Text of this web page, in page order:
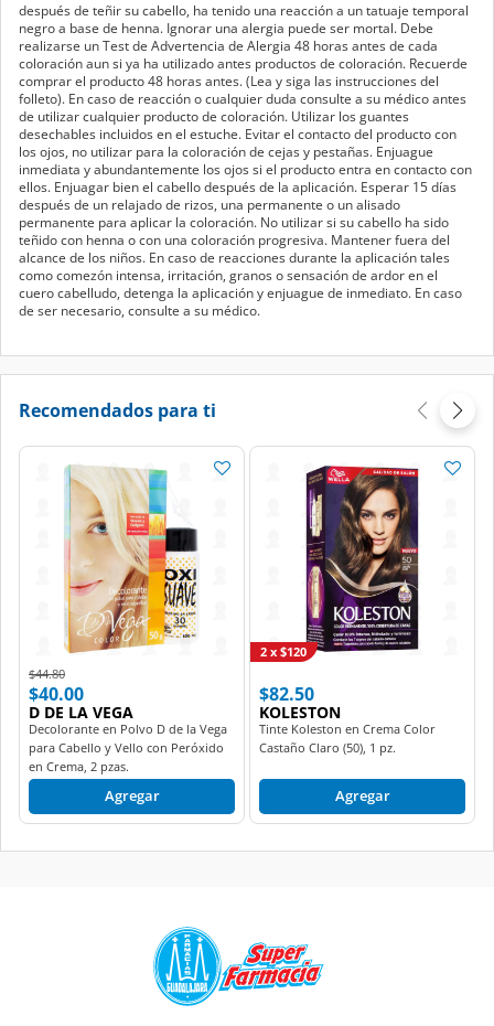
después de teñir su cabello, ha tenido una reacción a un tatuaje temporal
negro a base de henna. Ignorar una alergia puede ser mortal. Debe
realizarse un Test de Advertencia de Alergia 48 horas antes de cada
coloración aun si ya ha utilizado antes productos de coloración. Recuerde
comprar el producto 48 horas antes. (Lea y siga las instrucciones del
folleto). En caso de reacción o cualquier duda consulte a su médico antes
de utilizar cualquier producto de coloración. Utilizar los guantes
desechables incluidos en el estuche. Evitar el contacto del producto con
los ojos, no utilizar para la coloración de cejas y pestañas. Enjuague
inmediata y abundantemente los ojos si el producto entra en contacto con
ellos. Enjuagar bien el cabello después de la aplicación. Esperar 15 días
después de un relajado de rizos, una permanente o un alisado
permanente para aplicar la coloración. No utilizar si su cabello ha sido
teñido con henna o con una coloración progresiva. Mantener fuera del
alcance de los niños. En caso de reacciones durante la aplicación tales
como comezón intensa, irritación, granos o sensación de ardor en el
cuero cabelludo, detenga la aplicación y enjuague de inmediato. En caso
de ser necesario, consulte a su médico.
Recomendados para ti
Price reduced from
$44.80to
$40.00
D DE LA VEGA
Decolorante en Polvo D de la Vega
para Cabello y Vello con Peróxido
en Crema, 2 pzas.
Agregar
$82.50
KOLESTON
Tinte Koleston en Crema Color
Castaño Claro (50), 1 pz.
2 x $120
Agregar